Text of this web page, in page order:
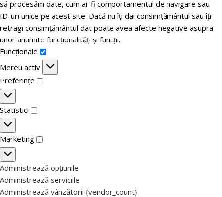
să procesăm date, cum ar fi comportamentul de navigare sau
ID-uri unice pe acest site. Dacă nu îți dai consimțământul sau îți
retragi consimțământul dat poate avea afecte negative asupra
unor anumite funcționalități și funcții.
Funcționale
Mereu activ
Preferințe
Statistici
Marketing
Administrează opțiunile
Administrează serviciile
Administrează vânzătorii {vendor_count}